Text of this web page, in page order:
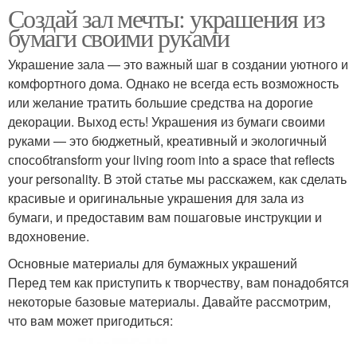
Создай зал мечты: украшения из
бумаги своими руками
Украшение зала — это важный шаг в создании уютного и
комфортного дома. Однако не всегда есть возможность
или желание тратить большие средства на дорогие
декорации. Выход есть! Украшения из бумаги своими
руками — это бюджетный, креативный и экологичный
способtransform your living room into a space that reflects
your personality. В этой статье мы расскажем, как сделать
красивые и оригинальные украшения для зала из
бумаги, и предоставим вам пошаговые инструкции и
вдохновение.
Основные материалы для бумажных украшений
Перед тем как приступить к творчеству, вам понадобятся
некоторые базовые материалы. Давайте рассмотрим,
что вам может пригодиться: